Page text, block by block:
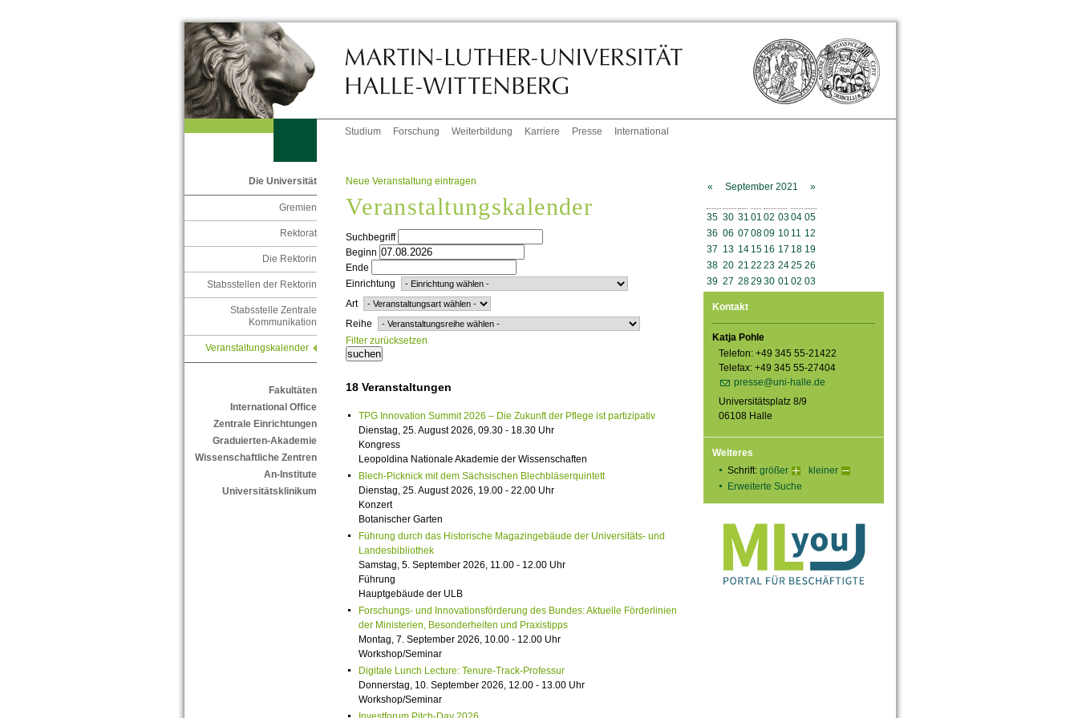
Studium Forschung Weiterbildung Karriere Presse International
Die Universität
Gremien
Rektorat
Die Rektorin
Stabsstellen der Rektorin
Stabsstelle Zentrale
Kommunikation
Veranstaltungskalender
Fakultäten
International Office
Zentrale Einrichtungen
Graduierten-Akademie
Wissenschaftliche Zentren
An-Institute
Universitätsklinikum
« September 2021
»
35 30 31 01 02 0304 05
36 06 07 0809 10 11 12
37 13 14 15 16 17 18 19
38 20 21 22 23 2425 26
39 27 282930 01 02 03
Kontakt
Katja Pohle
Telefon: +49 345 55-21422
Telefax: +49 345 55-27404
presse@uni-halle.de
Universitätsplatz 8/9
06108 Halle
Weiteres
Schrift: größer
kleiner
Erweiterte Suche
Neue Veranstaltung eintragen
Veranstaltungskalender
Suchbegriff
Beginn
Ende
Einrichtung
Art
Reihe
Filter zurücksetzen
18 Veranstaltungen
TPG Innovation Summit 2026 – Die Zukunft der Pflege ist partizipativ
Dienstag, 25. August 2026, 09.30 - 18.30 Uhr
Kongress
Leopoldina Nationale Akademie der Wissenschaften
Blech-Picknick mit dem Sächsischen Blechbläserquintett
Dienstag, 25. August 2026, 19.00 - 22.00 Uhr
Konzert
Botanischer Garten
Führung durch das Historische Magazingebäude der Universitäts- und
Landesbibliothek
Samstag, 5. September 2026, 11.00 - 12.00 Uhr
Führung
Hauptgebäude der ULB
Forschungs- und Innovationsförderung des Bundes: Aktuelle Förderlinien
der Ministerien, Besonderheiten und Praxistipps
Montag, 7. September 2026, 10.00 - 12.00 Uhr
Workshop/Seminar
Digitale Lunch Lecture: Tenure-Track-Professur
Donnerstag, 10. September 2026, 12.00 - 13.00 Uhr
Workshop/Seminar